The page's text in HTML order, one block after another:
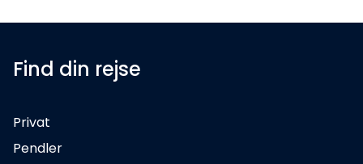
Find din rejse
Privat
Pendler